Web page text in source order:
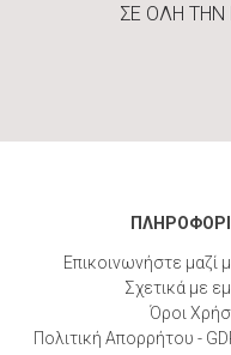
ΣΕ ΟΛΗ
Επικοινωνήστε μαζί
Σχετικά με
Όροι
Πολιτική Απορρήτου -